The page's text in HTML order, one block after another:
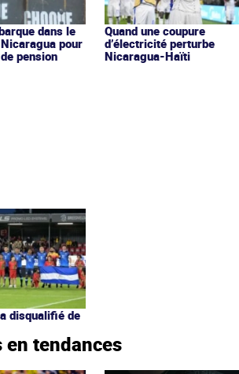
dans le
pour
pension
Quand une coupure
d’électricité perturbe
Nicaragua-Haïti
disqualifié de
tendances